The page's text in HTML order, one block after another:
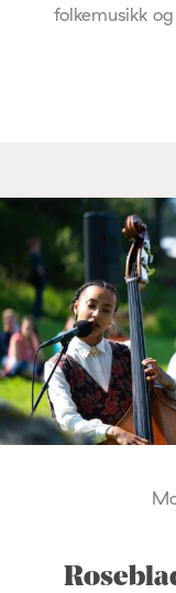
folkemusikk